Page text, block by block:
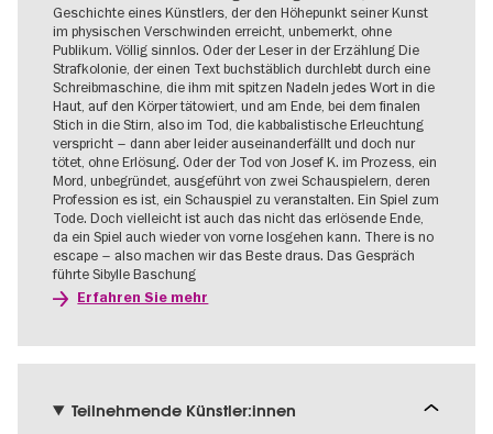
Erfahren Sie mehr
Teilnehmende Künstler:innen